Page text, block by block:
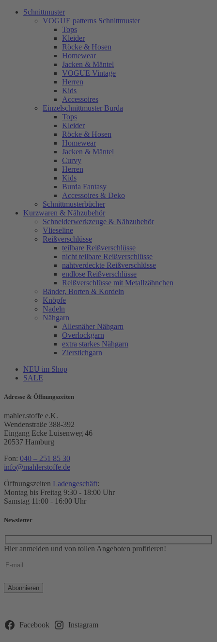
Schnittmuster
VOGUE patterns Schnittmuster
Tops
Kleider
Röcke & Hosen
Homewear
Jacken & Mäntel
VOGUE Vintage
Herren
Kids
Accessoires
Einzelschnittmuster Burda
Tops
Kleider
Röcke & Hosen
Homewear
Jacken & Mäntel
Curvy
Herren
Kids
Burda Fantasy
Accessoires & Deko
Schnittmusterbücher
Kurzwaren & Nähzubehör
Schneiderwerkzeuge & Nähzubehör
Vlieseline
Reißverschlüsse
teilbare Reißverschlüsse
nicht teilbare Reißverschlüsse
nahtverdeckte Reißverschlüsse
endlose Reißverschlüsse
Reißverschlüsse mit Metallzähnchen
Bänder, Borten & Kordeln
Knöpfe
Nadeln
Nähgarn
Allesnäher Nähgarn
Overlockgarn
extra starkes Nähgarn
Zierstichgarn
NEU im Shop
SALE
Adresse & Öffnungszeiten
mahler.stoffe e.K.
Wendenstraße 388-392
Eingang Ecke Luisenweg 46
20537 Hamburg
Fon: 040 – 251 85 30
info@mahlerstoffe.de
Öffnungszeiten Ladengeschäft:
Montag bis Freitag 9:30 - 18:00 Uhr
Samstag 11:00 - 16:00 Uhr
Newsletter
Hier anmelden und von tollen Angeboten profitieren!
Bitte
lasse
leer.
Facebook Instagram